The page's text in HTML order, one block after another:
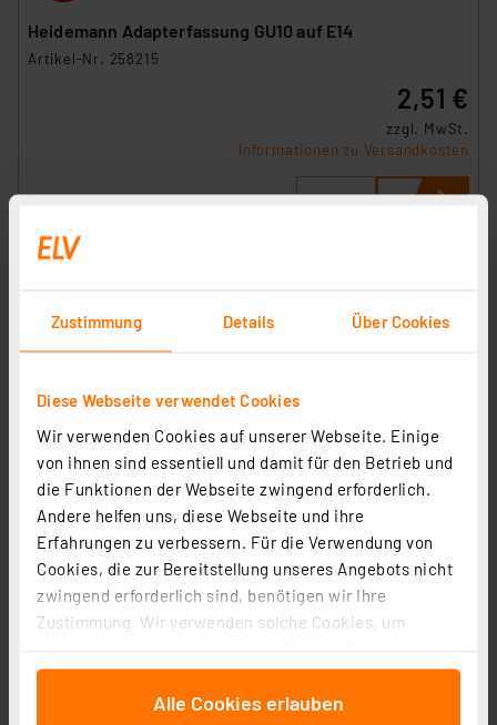
Zustimmung Details Über Cookies
Diese Webseite verwendet Cookies
Wir verwenden Cookies auf unserer Webseite. Einige
von ihnen sind essentiell und damit für den Betrieb und
die Funktionen der Webseite zwingend erforderlich.
Andere helfen uns, diese Webseite und ihre
Erfahrungen zu verbessern. Für die Verwendung von
Cookies, die zur Bereitstellung unseres Angebots nicht
zwingend erforderlich sind, benötigen wir Ihre
Zustimmung. Wir verwenden solche Cookies, um
für soziale Medien anbieten zu können und die Zugriffe
auf unsere Website zu analysieren. Außerdem geben
Alle Cookies erlauben
Heidemann Adapterfassung GU10 auf E14
Artikel-Nr. 258215
2,51 €
zzgl. MwSt.
Informationen zu Versandkosten
Harmonisierte Starkstromleitung H05VV-F, runde
Ausführung, 3 x 1,50mm² (30x0,26mm), weiss, 25m-
Rolle
Artikel-Nr. 118682
31,89 €
Grundpreis 1.28 EUR pro lfm